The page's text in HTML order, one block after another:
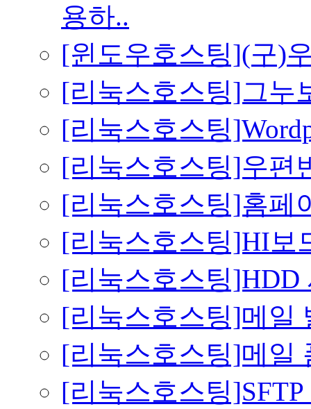
용하..
[윈도우호스팅](구)
[리눅스호스팅]그누
[리눅스호스팅
[리눅스호스팅]우편
[리눅스호스팅]홈페
[리눅스호스팅]HI보
[리눅스호스팅]HDD
[리눅스호스팅]메일
[리눅스호스팅]메일
[리눅스호스팅